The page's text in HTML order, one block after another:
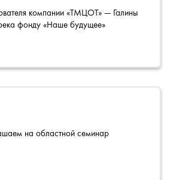
компании «ТМЦОТ» — Галины
фонду «Наше будущее»
на областной семинар